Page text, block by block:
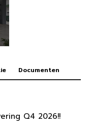
Documenten
Q4 2026!!